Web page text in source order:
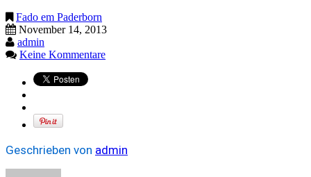
Fado em Paderborn
November 14, 2013
admin
Keine Kommentare
Geschrieben von admin